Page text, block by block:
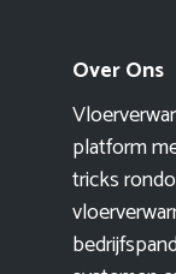
Over Ons
platform
tricks